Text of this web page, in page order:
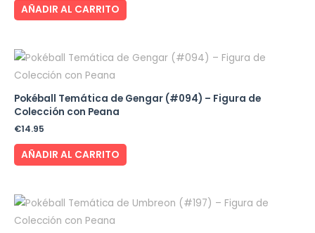
AÑADIR AL CARRITO
Pokéball Temática de Gengar (#094) – Figura de
Colección con Peana
€14.95
AÑADIR AL CARRITO